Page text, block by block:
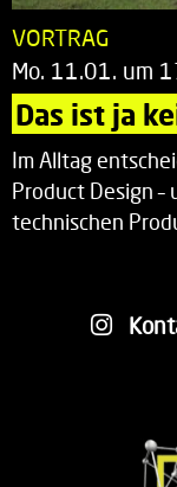
VORTRAG
Mo. 11.01. um
Das ist ja
Im Alltag
Product Design
technischen